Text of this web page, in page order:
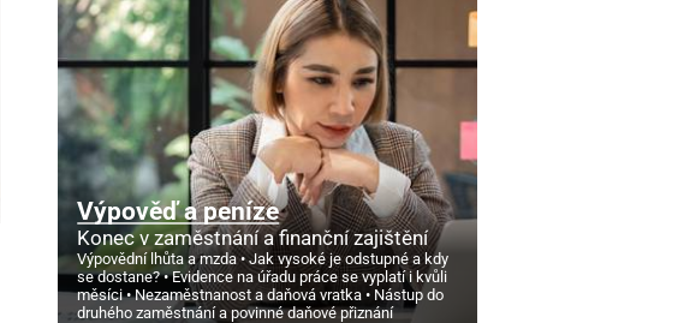
Výpověď a peníze
Konec v zaměstnání a finanční zajištění
Výpovědní lhůta a mzda
Jak vysoké je odstupné a kdy
se dostane?
Evidence na úřadu práce se vyplatí i kvůli
měsíci
Nezaměstnanost a daňová vratka
Nástup do
druhého zaměstnání a povinné daňové přiznání